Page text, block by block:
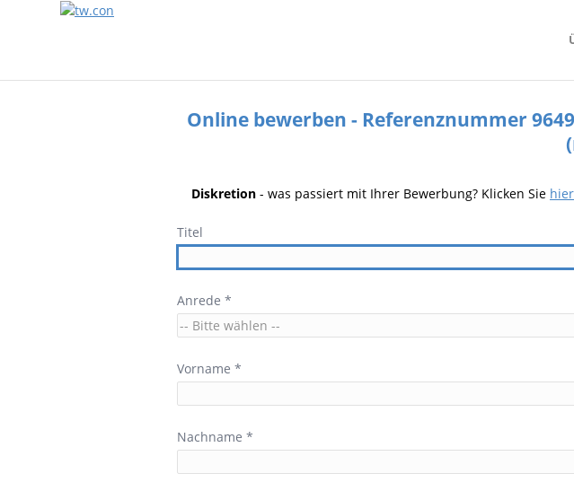
Online bewerben - Referenznummer
Diskretion - was passiert mit Ihrer Bewerbung? Klicken Sie hier
Titel
Anrede *
Vorname *
Nachname *